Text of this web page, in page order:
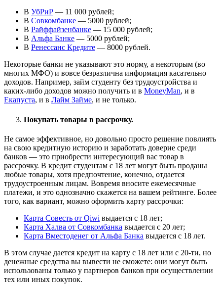
В УбРиР — 11 000 рублей;
В Совкомбанке — 5000 рублей;
В Райффайзенбанке — 15 000 рублей;
В Альфа Банке — 5000 рублей;
В Ренессанс Кредите — 8000 рублей.
Некоторые банки не указывают это норму, а некоторым (во
многих МФО) и вовсе безразлична информация касательно
доходов. Например, займ студенту без трудоустройства и
каких-либо доходов можно получить и в MoneyMan, и в
Екапуста, и в Лайм Займе, и не только.
Покупать товары в рассрочку.
Не самое эффективное, но довольно просто решение повлиять
на свою кредитную историю и заработать доверие среди
банков — это приобрести интересующий вас товар в
рассрочку. В кредит студентам с 18 лет могут быть проданы
любые товары, хотя предпочтение, конечно, отдается
трудоустроенным лицам. Вовремя вносите ежемесячные
платежи, и это однозначно скажется на вашем рейтинге. Более
того, как вариант, можно оформить карту рассрочки:
Карта Совесть от Qiwi выдается с 18 лет;
Карта Халва от Совкомбанка выдается с 20 лет;
Карта Вместоденег от Альфа Банка выдается с 18 лет.
В этом случае дается кредит на карту с 18 лет или с 20-ти, но
денежные средства вы вывести не сможете: они могут быть
использованы только у партнеров банков при осуществлении
тех или иных покупок.